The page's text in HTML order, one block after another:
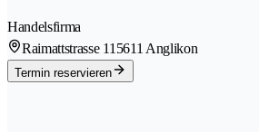
Handelsfirma
Raimattstrasse 11 5611 Anglikon
Termin reservieren